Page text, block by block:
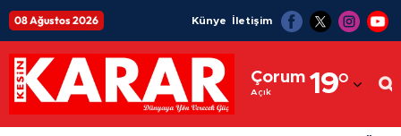
08 Ağustos 2026 Künye İletişim
Çorum
Açık 19°
Adıyaman
Afyonkarahisar